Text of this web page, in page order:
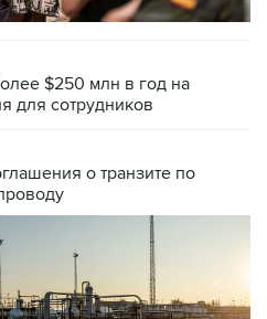
$250 млн в год на
для сотрудников
о транзите по